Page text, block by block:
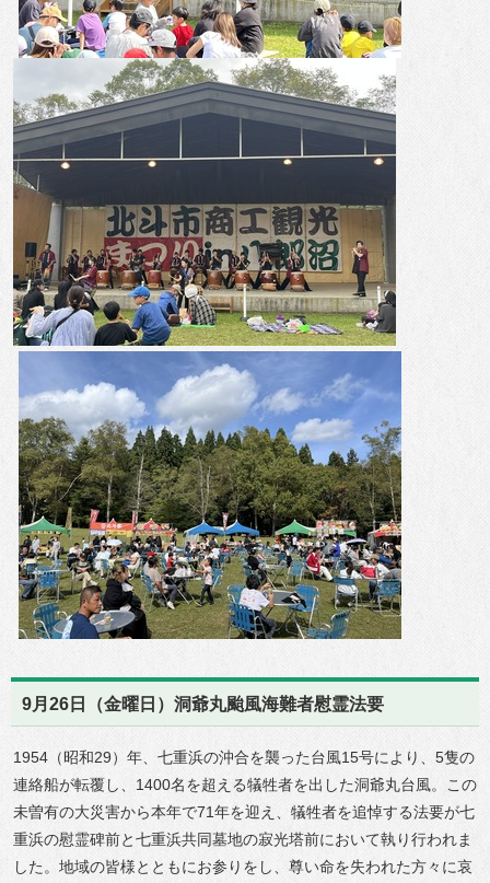
9月26日（金曜日）洞爺丸颱風海難者慰霊法要
1954（昭和29）年、七重浜の沖合を襲った台風15号により、5隻の
連絡船が転覆し、1400名を超える犠牲者を出した洞爺丸台風。この
未曽有の大災害から本年で71年を迎え、犠牲者を追悼する法要が七
重浜の慰霊碑前と七重浜共同墓地の寂光塔前において執り行われま
した。地域の皆様とともにお参りをし、尊い命を失われた方々に哀